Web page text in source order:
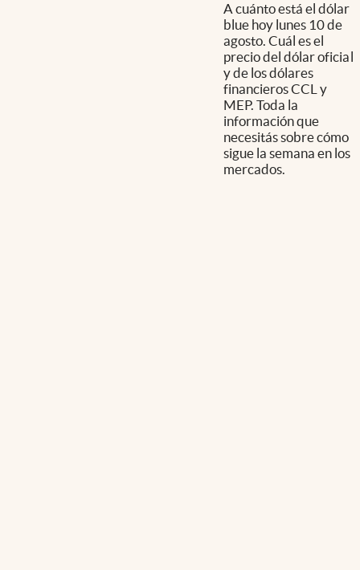
A cuánto está el dólar
blue hoy lunes 10 de
agosto. Cuál es el
precio del dólar oficial
y de los dólares
financieros CCL y
MEP. Toda la
información que
necesitás sobre cómo
sigue la semana en los
mercados.